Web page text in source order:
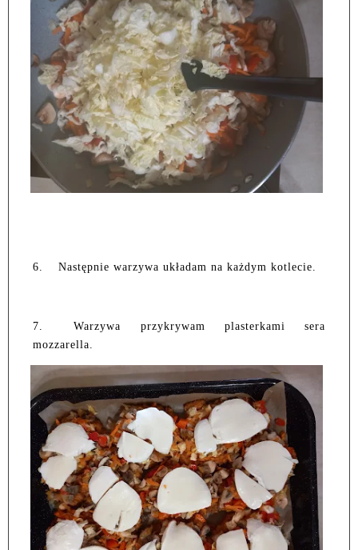
6. Następnie warzywa układam na każdym kotlecie.
7.
Warzywa przykrywam plasterkami sera
mozzarella.